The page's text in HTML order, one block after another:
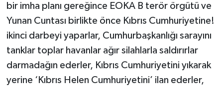
bir imha planı gereğince EOKA B terör örgütü ve
Yunan Cuntası birlikte önce Kıbrıs Cumhuriyetine!
ikinci darbeyi yaparlar, Cumhurbaşkanlığı sarayını
tanklar toplar havanlar ağır silahlarla saldırırlar
darmadağın ederler, Kıbrıs Cumhuriyetini yıkarak
yerine ‘Kıbrıs Helen Cumhuriyetini’ ilan ederler,